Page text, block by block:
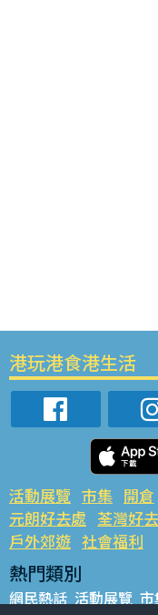
港玩港食港生活
活動展覽 市集 開倉
元朗好去處 荃灣好
戶外郊遊 社會福利
熱門類別
網民熱話 活動展覽 市